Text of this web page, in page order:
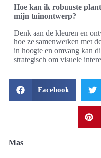
Hoe kan ik robuuste
mijn tuinontwerp?
Denk aan de kleuren en
hoe ze samenwerken met
in hoogte en omvang kan
strategisch om visuele
Facebook
Mas